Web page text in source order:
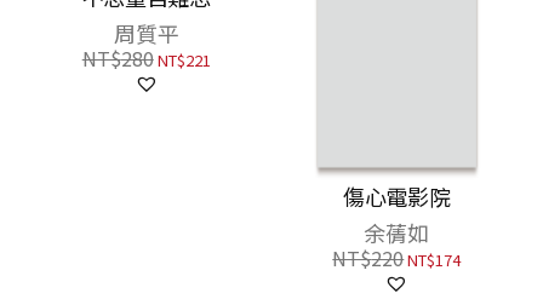
周質平
NT$280NT$221
傷心電影院
余蒨如
NT$220NT$174